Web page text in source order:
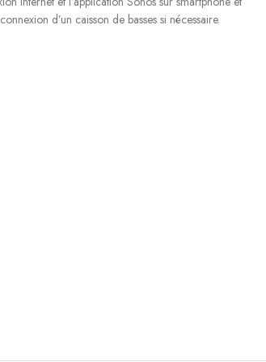
d’un caisson de basses si nécessaire.